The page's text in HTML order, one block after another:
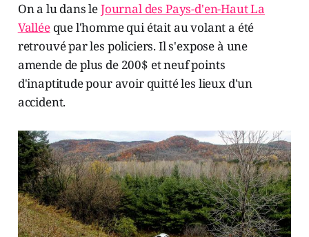
On a lu dans leJournal des Pays-d'en-Haut La
Valléeque l'homme qui était au volant a été
retrouvé par les policiers. Il s'expose à une
amende de plus de 200$ et neuf points
d'inaptitude pour avoir quitté les lieux d'un
accident.